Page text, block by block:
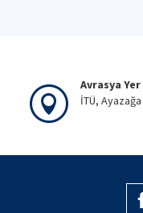
Avrasya
İTÜ,